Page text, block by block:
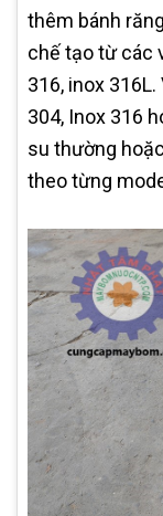
thêm bánh
chế tạo từ các
316, inox
304, Inox 316
su thường
theo từng